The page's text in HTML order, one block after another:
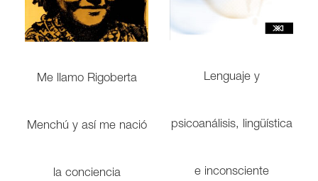
Me llamo Rigoberta
Menchú y así me nació
la conciencia
Lenguaje y
psicoanálisis, lingüística
e inconsciente